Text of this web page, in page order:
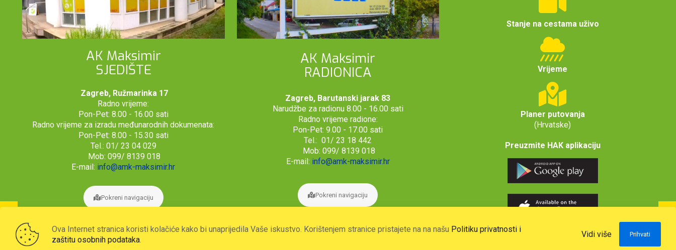
AK Maksimir
SJEDIŠTE
Zagreb, Ružmarinka 17
Radno vrijeme:
Pon-Pet: 8.00 - 16.00 sati
Radno vrijeme za izradu međunarodnih dokumenata:
Pon-Pet: 8.00 - 15.30 sati
Tel.: 01/ 23 04 029
Mob: 099/ 8139 018
E-mail: info@amk-maksimir.hr
Pokreni navigaciju
AK Maksimir
RADIONICA
Zagreb, Barutanski jarak 83
Narudžbe za radionu 8.00 - 16.00 sati
Radno vrijeme radione:
Pon-Pet: 9.00 - 17.00 sati
Tel.: 01/ 23 18 442
Mob: 099/ 8139 018
E-mail: info@amk-maksimir.hr
Pokreni navigaciju
Stanje na cestama uživo
Vrijeme
Planer putovanja
(Hrvatske)
Preuzmite HAK aplikaciju
2026. © Autoklub Maksimir
Ova Internet stranica koristi kolačiće kako bi unaprijedila Vaše iskustvo. Korištenjem stranice pristajete na na našu Politiku privatnosti i
zaštitu osobnih podataka
Vidi više Prihvati